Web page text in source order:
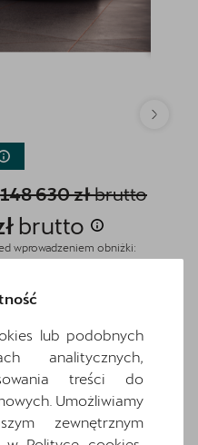
148 630 złbrutto
brutto
wprowadzeniem obniżki:
143 054
listy
lub podobnych
analitycznych,
treści do
Umożliwiamy
zewnętrznym